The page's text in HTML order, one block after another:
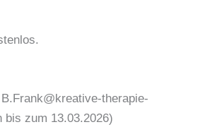
therapie-
bis zum 13.03.2026)